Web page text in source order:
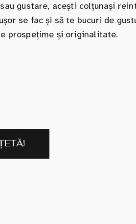
gustare, acești colțunași
se fac și să te bucuri de
prospețime și originalitate.